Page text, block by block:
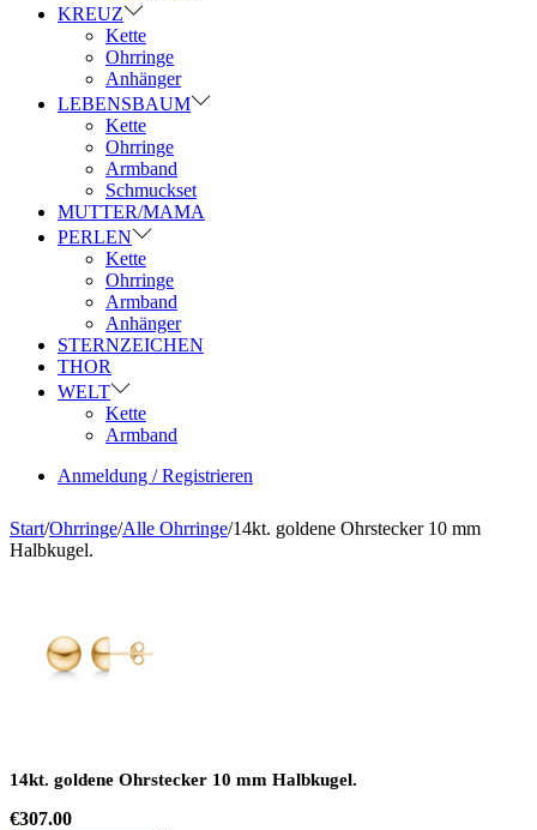
KREUZ
Kette
Ohrringe
Anhänger
LEBENSBAUM
Kette
Ohrringe
Armband
Schmuckset
MUTTER/MAMA
PERLEN
Kette
Ohrringe
Armband
Anhänger
STERNZEICHEN
THOR
WELT
Kette
Armband
Anmeldung / Registrieren
Start/Ohrringe/Alle Ohrringe/14kt. goldene Ohrstecker 10 mm
Halbkugel.
14kt. goldene Ohrstecker 10 mm Halbkugel.
€307.00